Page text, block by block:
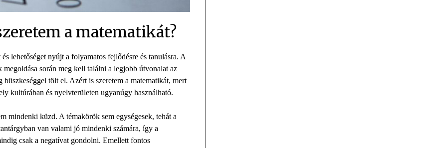
a matematikát?
lehetőséget nyújt a folyamatos fejlődésre és tanulásra. A
során meg kell találni a legjobb útvonalat az
tölt el. Azért is szeretem a matematikát, mert
kultúrában és nyelvterületen ugyanúgy használható.
mindenki küzd. A témakörök sem egységesek, tehát a
van valami jó mindenki számára, így a
csak a negatívat gondolni. Emellett fontos